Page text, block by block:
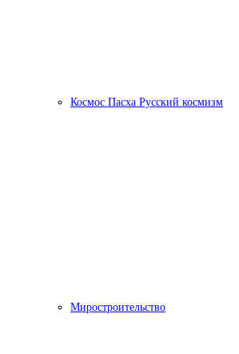
Космос Пасха Русский космизм
Миростроительство